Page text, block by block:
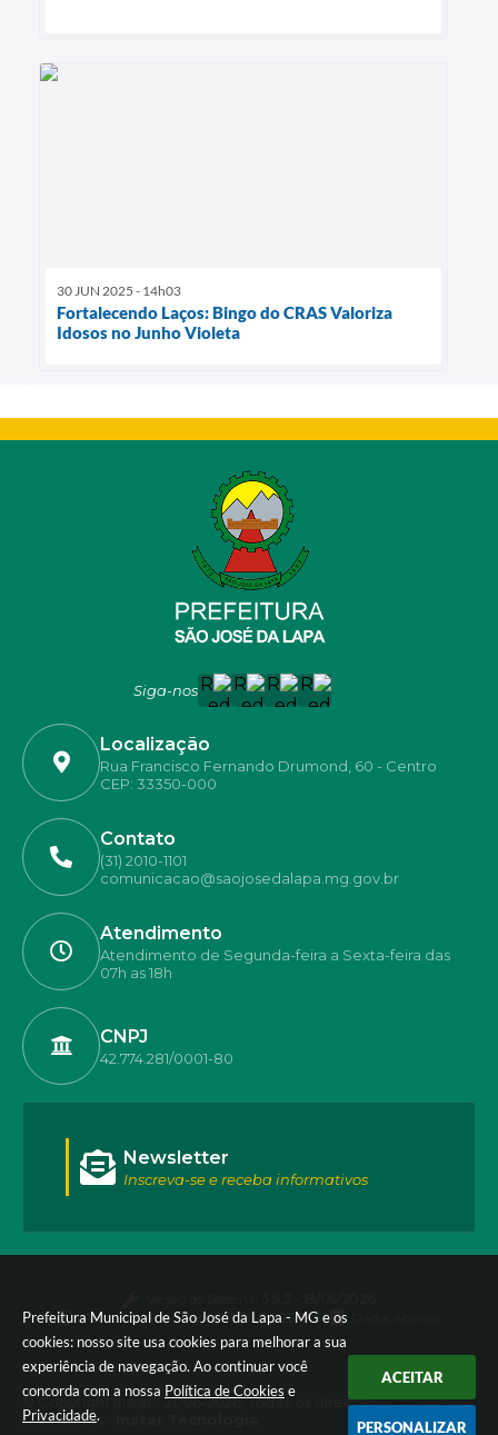
Prefeitura Municipal de São José da Lapa - MG e os
cookies: nosso site usa cookies para melhorar a sua
experiência de navegação. Ao continuar você
concorda com a nossa Política de Cookies e
Privacidade.
ACEITAR
PERSONALIZAR
30 JUN 2025 - 14h03
Fortalecendo Laços: Bingo do CRAS Valoriza
Idosos no Junho Violeta
Siga-nos
Localização
Rua Francisco Fernando Drumond, 60 - Centro
CEP: 33350-000
Contato
(31) 2010-1101
comunicacao@saojosedalapa.mg.gov.br
Atendimento
Atendimento de Segunda-feira a Sexta-feira das
07h as 18h
CNPJ
42.774.281/0001-80
Newsletter
Inscreva-se e receba informativos
Portal atualizado em:07/08/2026 17:50
© Copyright Instar - 2006-2026. Todos os direitos
reservados -